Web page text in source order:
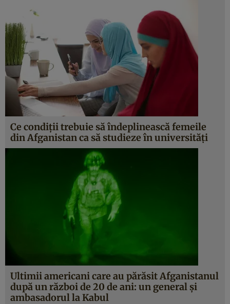
Ce condiții trebuie să îndeplinească femeile
din Afganistan ca să studieze în universități
Ultimii americani care au părăsit Afganistanul
după un război de 20 de ani: un general și
ambasadorul la Kabul